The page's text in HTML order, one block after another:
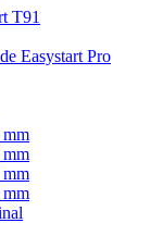
T91
Easystart Pro
mm
mm
mm
mm